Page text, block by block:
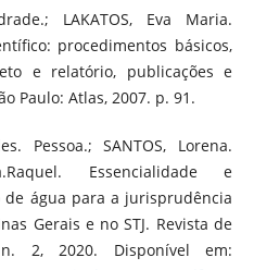
LAKATOS, Eva Maria.
procedimentos básicos,
e relatório, publicações e
Paulo: Atlas, 2007. p. 91.
Pessoa.; SANTOS, Lorena.
Essencialidade e
água para a jurisprudência
Gerais e no STJ. Revista de
2, 2020. Disponível em: